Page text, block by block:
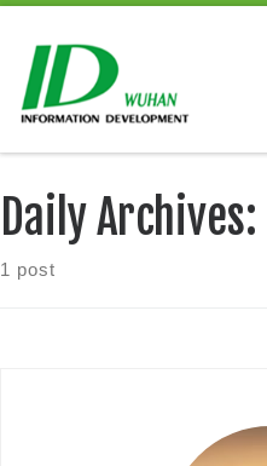
Daily Archives:
1 post